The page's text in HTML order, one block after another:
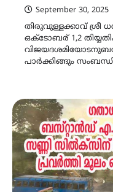
September 30, 2025
തിരുവുള്ളക്കാവ് ശ്രീ
ഒക്ടോബര് 1,2
പാർക്കിങ്ങും